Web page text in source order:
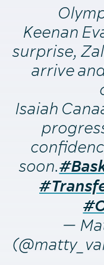
Keenan
surprise,
arrive
Isaiah
soon.
—